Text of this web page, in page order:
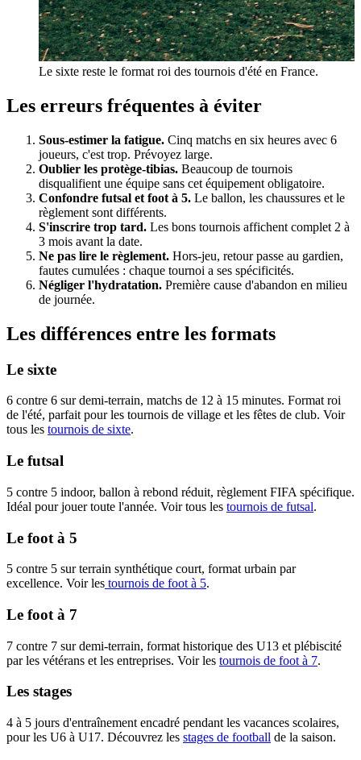
Le sixte reste le format roi des tournois d'été en France.
Les erreurs fréquentes à éviter
Sous-estimer la fatigue. Cinq matchs en six heures avec 6
joueurs, c'est trop. Prévoyez large.
Oublier les protège-tibias. Beaucoup de tournois
disqualifient une équipe sans cet équipement obligatoire.
Confondre futsal et foot à 5. Le ballon, les chaussures et le
règlement sont différents.
S'inscrire trop tard. Les bons tournois affichent complet 2 à
3 mois avant la date.
Ne pas lire le règlement. Hors-jeu, retour passe au gardien,
fautes cumulées : chaque tournoi a ses spécificités.
Négliger l'hydratation. Première cause d'abandon en milieu
de journée.
Les différences entre les formats
Le sixte
6 contre 6 sur demi-terrain, matchs de 12 à 15 minutes. Format roi
de l'été, parfait pour les tournois de village et les fêtes de club. Voir
tous les tournois de sixte.
Le futsal
5 contre 5 indoor, ballon à rebond réduit, règlement FIFA spécifique.
Idéal pour jouer toute l'année. Voir tous les tournois de futsal.
Le foot à 5
5 contre 5 sur terrain synthétique court, format urbain par
excellence. Voir les tournois de foot à 5.
Le foot à 7
7 contre 7 sur demi-terrain, format historique des U13 et plébiscité
par les vétérans et les entreprises. Voir les tournois de foot à 7.
Les stages
4 à 5 jours d'entraînement encadré pendant les vacances scolaires,
pour les U6 à U17. Découvrez les stages de football de la saison.